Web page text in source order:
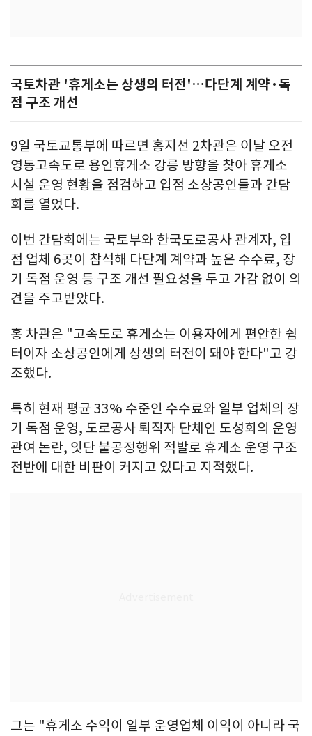
국토차관 '휴게소는 상생의 터전'…다단계 계약·독
점 구조 개선
9일 국토교통부에 따르면 홍지선 2차관은 이날 오전
영동고속도로 용인휴게소 강릉 방향을 찾아 휴게소
시설 운영 현황을 점검하고 입점 소상공인들과 간담
회를 열었다.
이번 간담회에는 국토부와 한국도로공사 관계자, 입
점 업체 6곳이 참석해 다단계 계약과 높은 수수료, 장
기 독점 운영 등 구조 개선 필요성을 두고 가감 없이 의
견을 주고받았다.
홍 차관은 "고속도로 휴게소는 이용자에게 편안한 쉼
터이자 소상공인에게 상생의 터전이 돼야 한다"고 강
조했다.
특히 현재 평균 33% 수준인 수수료와 일부 업체의 장
기 독점 운영, 도로공사 퇴직자 단체인 도성회의 운영
관여 논란, 잇단 불공정행위 적발로 휴게소 운영 구조
전반에 대한 비판이 커지고 있다고 지적했다.
그는 "휴게소 수익이 일부 운영업체 이익이 아니라 국